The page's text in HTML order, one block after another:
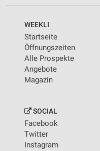
WEEKLI
Startseite
Öffnungszeiten
Alle Prospekte
Angebote
Magazin
SOCIAL
Facebook
Twitter
Instagram